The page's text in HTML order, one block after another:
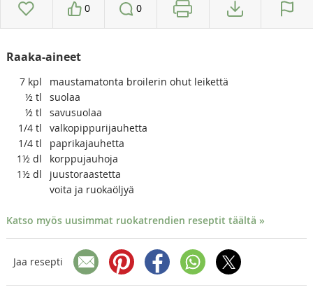
0 0
Raaka-aineet
7 kpl
maustamatonta broilerin ohut leikettä
½ tl
suolaa
½ tl
savusuolaa
1/4 tl
valkopippurijauhetta
1/4 tl
paprikajauhetta
1½ dl
korppujauhoja
1½ dl
juustoraastetta
voita ja ruokaöljyä
Katso myös uusimmat ruokatrendien reseptit täältä »
Jaa resepti